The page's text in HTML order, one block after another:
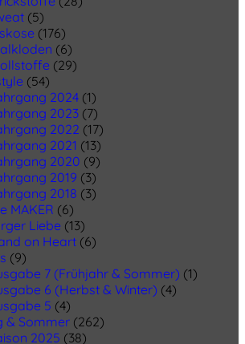
(5)
(176)
(6)
(29)
(54)
2024 (1)
2023 (7)
2022 (17)
2021 (13)
2020 (9)
2019 (3)
2018 (3)
MAKER (6)
Liebe (13)
on Heart (6)
(9)
7 (Frühjahr & Sommer) (1)
6 (Herbst & Winter) (4)
5 (4)
& Sommer (262)
2025 (38)